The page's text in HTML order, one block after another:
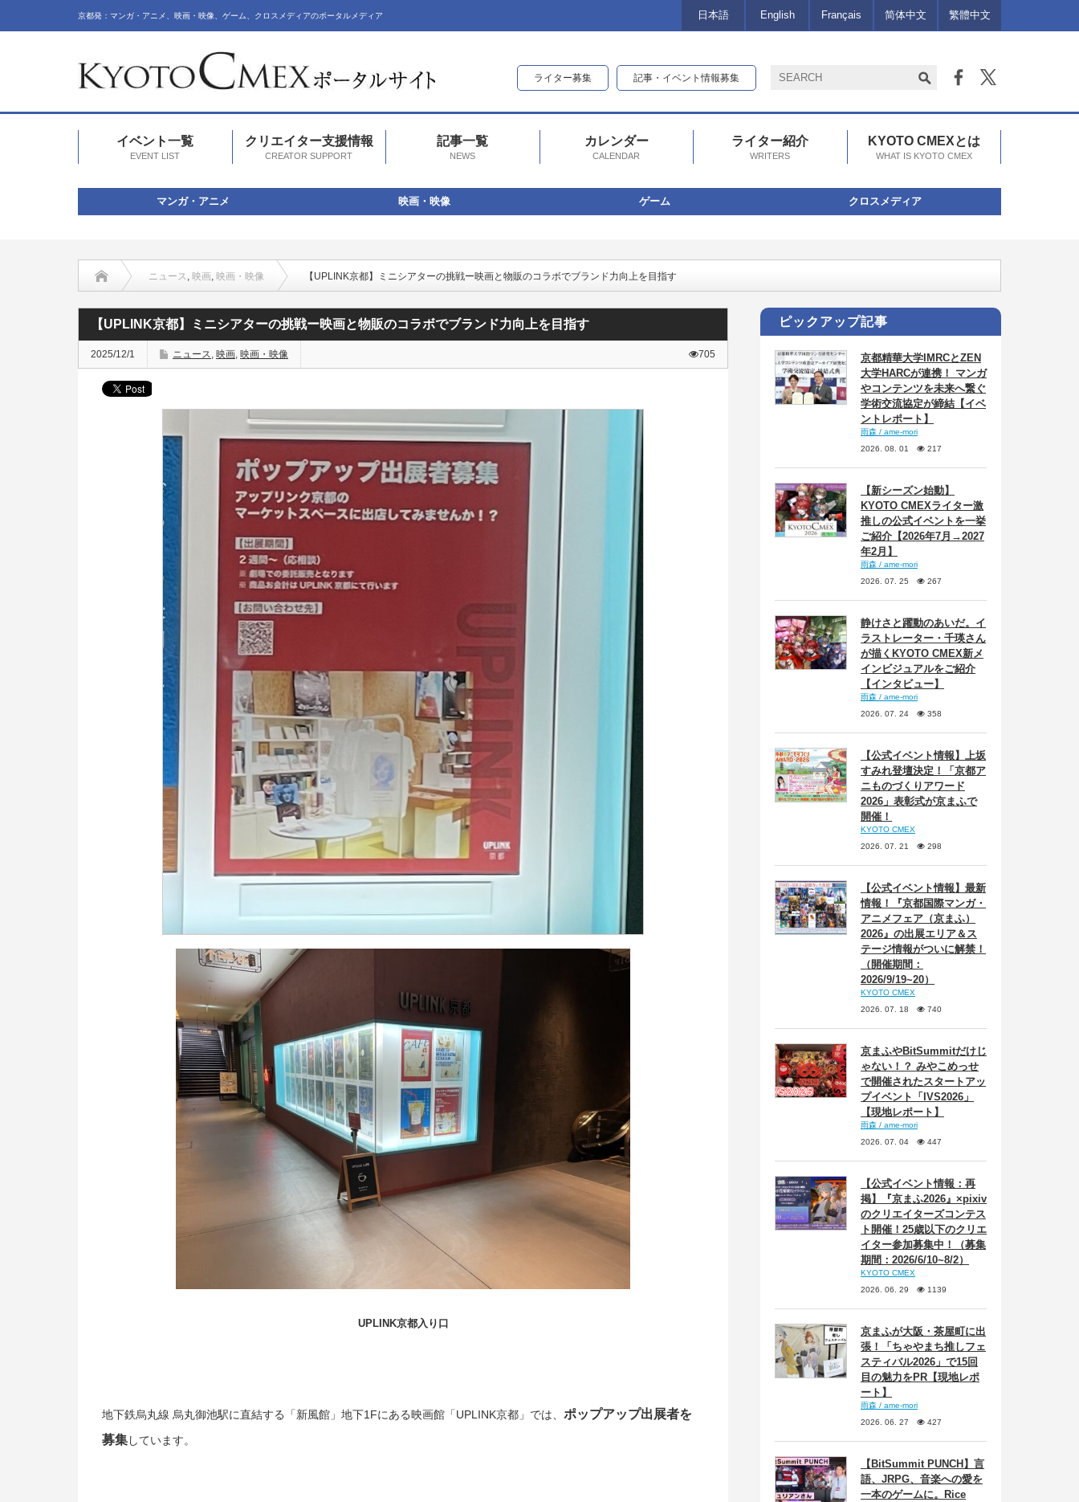
京都発：マンガ・アニメ、映画・映像、ゲーム、クロスメディアのポータルメディア 日本語 English Français 简体中文 繁體中文
ライター募集 記事・イベント情報募集
イベント一覧
EVENT LIST
クリエイター支援情報
CREATOR SUPPORT
記事一覧
NEWS
カレンダー
CALENDAR
ライター紹介
WRITERS
KYOTO CMEXとは
WHAT IS KYOTO CMEX
マンガ・アニメ 映画・映像 ゲーム クロスメディア
ニュース, 映画, 映画・映像 【UPLINK京都】ミニシアターの挑戦ー映画と物販のコラボでブランド力向上を目指す
【UPLINK京都】ミニシアターの挑戦ー映画と物販のコラボでブランド力向上を目指す
2025/12/1 ニュース, 映画, 映画・映像 705
UPLINK京都入り口
地下鉄烏丸線 烏丸御池駅に直結する「新風館」地下1Fにある映画館「UPLINK京都」では、 ポップアップ出展者を
募集しています。
ピックアップ記事
京都精華大学IMRCとZEN
大学HARCが連携！ マンガ
やコンテンツを未来へ繋ぐ
学術交流協定が締結【イベ
ントレポート】
雨森 / ame-mori
2026. 08. 01
217
【新シーズン始動】
KYOTO CMEXライター激
推しの公式イベントを一挙
ご紹介【2026年7月→2027
年2月】
雨森 / ame-mori
2026. 07. 25
267
静けさと躍動のあいだ。イ
ラストレーター・千瑛さん
が描くKYOTO CMEX新メ
インビジュアルをご紹介
【インタビュー】
雨森 / ame-mori
2026. 07. 24
358
【公式イベント情報】上坂
すみれ登壇決定！「京都ア
ニものづくりアワード
2026」表彰式が京まふで
開催！
KYOTO CMEX
2026. 07. 21
298
【公式イベント情報】最新
情報！『京都国際マンガ・
アニメフェア（京まふ）
2026』の出展エリア＆ス
テージ情報がついに解禁！
（開催期間：
2026/9/19~20）
KYOTO CMEX
2026. 07. 18
740
京まふやBitSummitだけじ
ゃない！？ みやこめっせ
で開催されたスタートアッ
プイベント「IVS2026」
【現地レポート】
雨森 / ame-mori
2026. 07. 04
447
【公式イベント情報：再
掲】『京まふ2026』×pixiv
のクリエイターズコンテス
ト開催！25歳以下のクリエ
イター参加募集中！（募集
期間：2026/6/10~8/2）
KYOTO CMEX
2026. 06. 29
1139
京まふが大阪・茶屋町に出
張！「ちゃやまち推しフェ
スティバル2026」で15回
目の魅力をPR【現地レポ
ート】
雨森 / ame-mori
2026. 06. 27
427
【BitSummit PUNCH】言
語、JRPG、音楽への愛を
一本のゲームに。Rice